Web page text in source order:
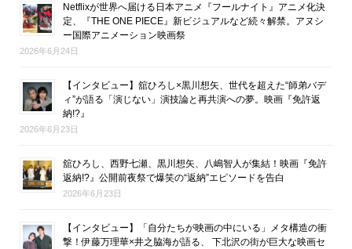
Netflixが世界へ届ける日本アニメ『フールナイト』アニメ化決
定、『THE ONE PIECE』新ビジュアルなど続々解禁。アヌシ
ー国際アニメーション映画祭
2026年6月24日
【インタビュー】舘ひろし×黒川想矢、世代を超えた“師弟バデ
ィ”が語る「演じない」演技論と再共演への夢。映画『免許返
納!?』
2026年6月23日
舘ひろし、西野七瀬、黒川想矢、八嶋智人が集結！映画『免許
返納!?』公開前夜祭で爆笑の“返納”エピソードを告白
2026年6月23日
【インタビュー】「自分たちが映画の中にいる」メタ構造の衝
撃！伊藤万理華×井之脇海が語る、 下北沢の街が巨大な映画セ